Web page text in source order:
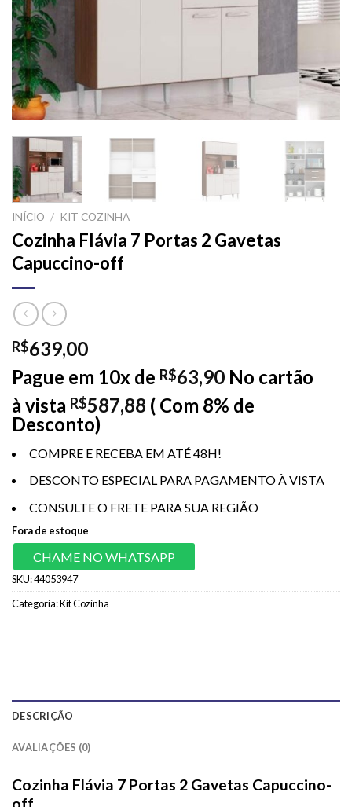
INÍCIO / KIT COZINHA
Cozinha Flávia 7 Portas 2 Gavetas
Capuccino-off
R$639,00
Pague em 10x de R$63,90 No cartão
à vista R$587,88 ( Com 8% de
Desconto)
COMPRE E RECEBA EM ATÉ 48H!
DESCONTO ESPECIAL PARA PAGAMENTO À VISTA
CONSULTE O FRETE PARA SUA REGIÃO
Fora de estoque
CHAME NO WHATSAPP
SKU:44053947
Categoria:Kit Cozinha
DESCRIÇÃO
AVALIAÇÕES (0)
Cozinha Flávia 7 Portas 2 Gavetas Capuccino-
off